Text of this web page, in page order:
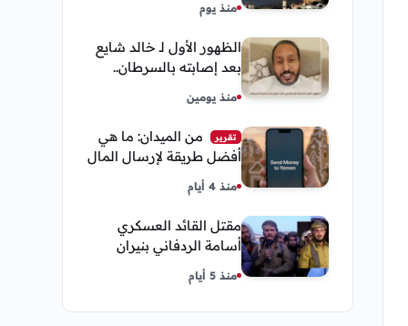
اجتماعية
منذ يوم
الظهور الأول لـ خالد شايع
بعد إصابته بالسرطان..
رحلة العلاج
منذ يومين
تقرير
من الميدان: ما هي
أفضل طريقة لإرسال المال
إلى اليمن من السعودية
وأمريكا
منذ 4 أيام
مقتل القائد العسكري
أسامة الردفاني بنيران
مسلحين مجهولين في
مديرية العبر
منذ 5 أيام